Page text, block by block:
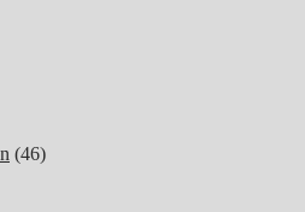
(46)